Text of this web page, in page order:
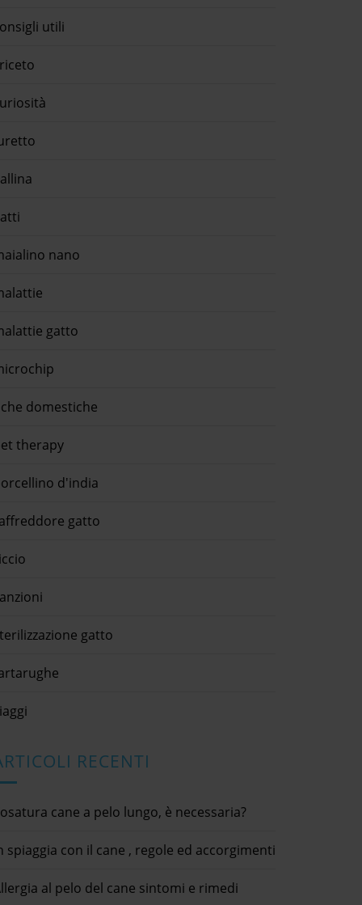
utili
nano
gatto
domestiche
therapy
d'india
gatto
gatto
RECENTI
cane a pelo lungo, è necessaria?
spiaggia con il cane , regole ed accorgimenti
al pelo del cane sintomi e rimedi